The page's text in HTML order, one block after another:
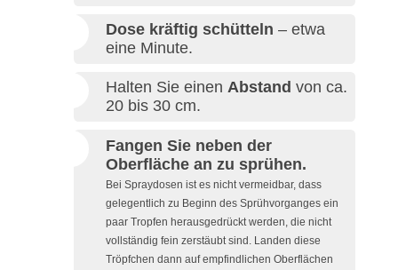
Dose kräftig schütteln – etwa
eine Minute.
Halten Sie einen Abstand von ca.
20 bis 30 cm.
Fangen Sie neben der
Oberfläche an zu sprühen.
Bei Spraydosen ist es nicht vermeidbar, dass
gelegentlich zu Beginn des Sprühvorganges ein
paar Tropfen herausgedrückt werden, die nicht
vollständig fein zerstäubt sind. Landen diese
Tröpfchen dann auf empfindlichen Oberflächen